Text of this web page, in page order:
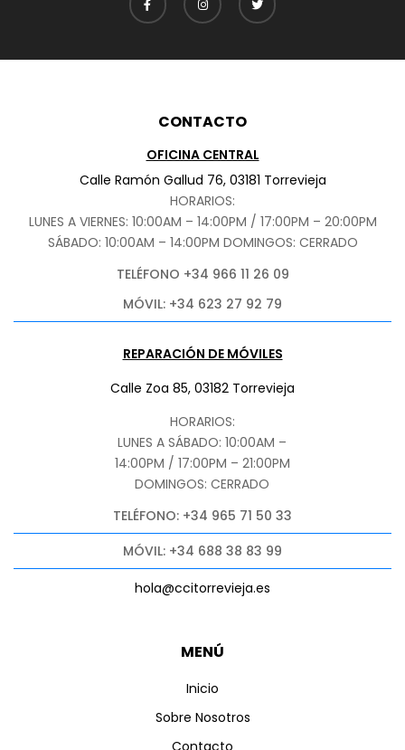
MENÚ
Inicio
Sobre Nosotros
Contacto
CONTACTO
OFICINA CENTRAL
Calle Ramón Gallud 76, 03181 Torrevieja
HORARIOS:
LUNES A VIERNES: 10:00AM – 14:00PM / 17:00PM – 20:00PM
SÁBADO: 10:00AM – 14:00PM DOMINGOS: CERRADO
TELÉFONO +34 966 11 26 09
MÓVIL: +34 623 27 92 79
REPARACIÓN DE MÓVILES
Calle Zoa 85, 03182 Torrevieja
HORARIOS:
LUNES A SÁBADO: 10:00AM –
14:00PM / 17:00PM – 21:00PM
DOMINGOS: CERRADO
TELÉFONO: +34 965 71 50 33
MÓVIL: +34 688 38 83 99
hola@ccitorrevieja.es